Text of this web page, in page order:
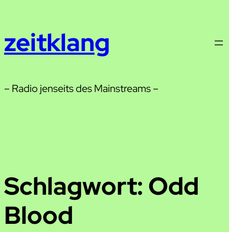
springen
zeitklang
– Radio jenseits des Mainstreams –
Schlagwort: Odd
Blood